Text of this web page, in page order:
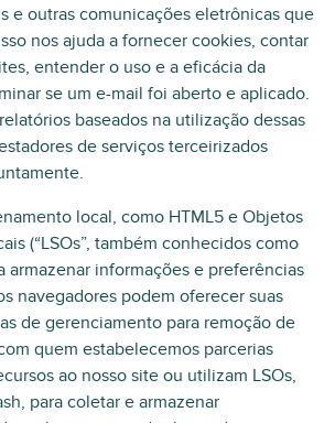
e outras comunicações eletrônicas que
nos ajuda a fornecer cookies, contar
entender o uso e a eficácia da
se um e-mail foi aberto e aplicado.
baseados na utilização dessas
de serviços terceirizados
local, como HTML5 e Objetos
(“LSOs”, também conhecidos como
armazenar informações e preferências
navegadores podem oferecer suas
de gerenciamento para remoção de
quem estabelecemos parcerias
ao nosso site ou utilizam LSOs,
para coletar e armazenar